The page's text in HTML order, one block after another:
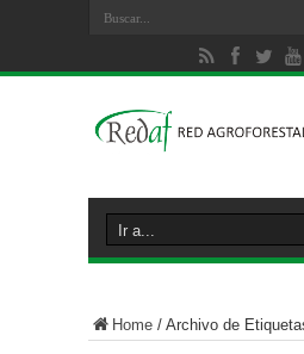
Home / Archivo de